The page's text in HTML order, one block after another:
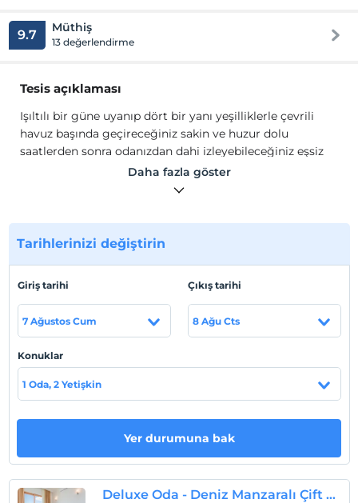
9.7 Müthiş
13 değerlendirme
Tesis açıklaması
Işıltılı bir güne uyanıp dört bir yanı yeşilliklerle çevrili
havuz başında geçireceğiniz sakin ve huzur dolu
saatlerden sonra odanızdan dahi izleyebileceğiniz eşsiz
gün batımını ve Akdeniz'in yakamoz seli eşliğinde
doyumsuz Kaş gecelerini yaşamak isterseniz Kaş
Kaş Çukurbağ Yarımadası'nda bulunan otelimizde farklı
konaklama seçenekleri ile doğayla ve denizle iç içe
Tesis lokasyon bilgileri
Tesis, Antalya Kaş Yarımada'dadır. Kaş Merkez'e araçla 5
dk. uzaklıktadır.
En erken saat 15:00 ve sonrası
Daha fazla göster
Tarihlerinizi değiştirin
Giriş tarihi
7 Ağustos Cum
Çıkış tarihi
8 Ağu Cts
Konuklar
1 Oda, 2 Yetişkin
Yer durumuna bak
Deluxe Oda - Deniz Manzaralı Çift Kişilik